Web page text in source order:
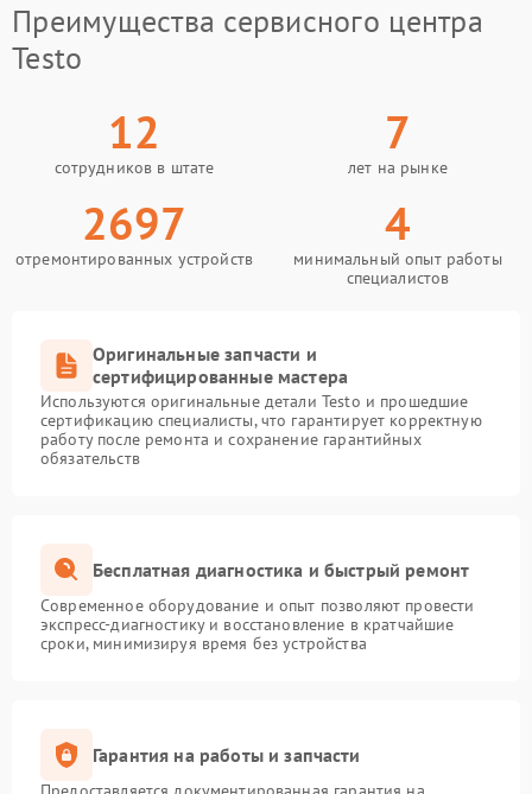
Преимущества сервисного центра
Testo
12
сотрудников в штате
7
лет на рынке
2697
отремонтированных устройств
4
минимальный опыт работы
специалистов
Оригинальные запчасти и
сертифицированные мастера
Используются оригинальные детали Testo и прошедшие
сертификацию специалисты, что гарантирует корректную
работу после ремонта и сохранение гарантийных
обязательств
Бесплатная диагностика и быстрый ремонт
Современное оборудование и опыт позволяют провести
экспресс-диагностику и восстановление в кратчайшие
сроки, минимизируя время без устройства
Гарантия на работы и запчасти